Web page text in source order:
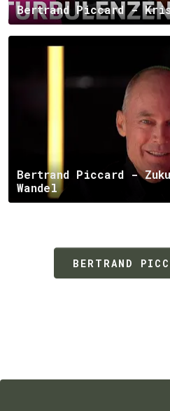
Bertrand Piccard -
Bertrand Piccard -
Wandel
BERTRAND